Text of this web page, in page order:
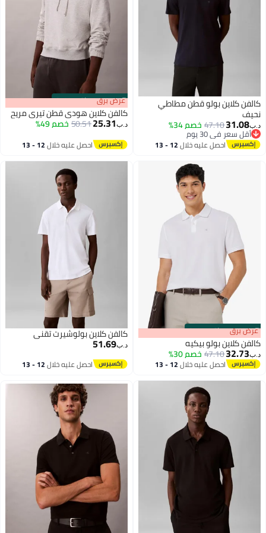
كلاين بولو قطن مطاطي
31.08
47.10خصم 34%
سعر في 30 يوم
سعر في 30 يوماحصل عليه خلال 12 - 13
00m:00
·باقي 100% عرض برق
كالفن كلاين هودي قطن تيري مريح
25.31
50.51خصم 49%
احصل عليه خلال 12 - 13
00m:
·باقي 100% برق
كلاين بولو بيكيه
32.73
47.10خصم 30%
احصل عليه خلال 12 - 13
كالفن كلاين بولوشيرت تقني
51.69
احصل عليه خلال 12 - 13